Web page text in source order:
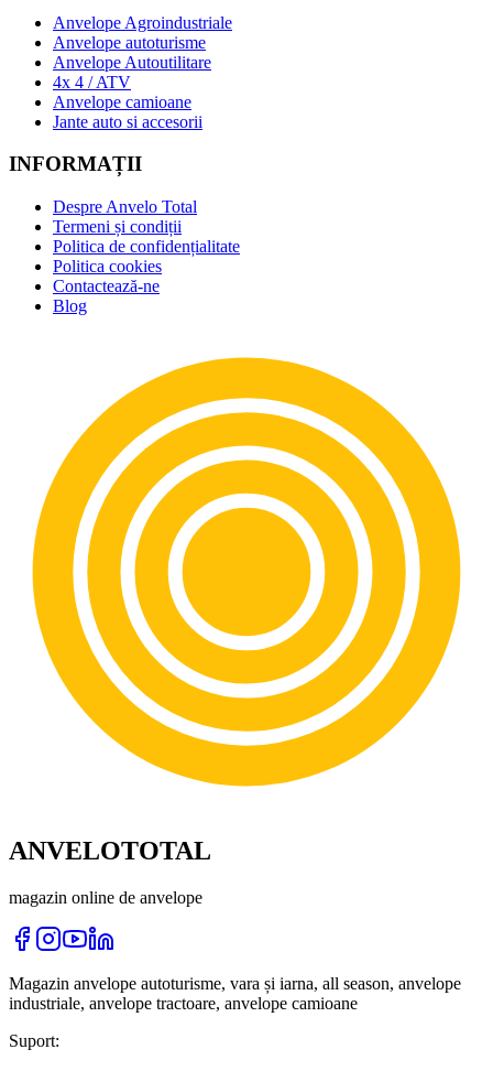
Anvelope Agroindustriale
Anvelope autoturisme
Anvelope Autoutilitare
4x 4 / ATV
Anvelope camioane
Jante auto si accesorii
INFORMAȚII
Despre Anvelo Total
Termeni și condiții
Politica de confidențialitate
Politica cookies
Contactează-ne
Blog
ANVELOTOTAL
magazin online de anvelope
Magazin anvelope autoturisme, vara și iarna, all season, anvelope
industriale, anvelope tractoare, anvelope camioane
Suport: